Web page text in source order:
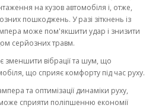
на кузов автомобіля і, отже,
пошкоджень. У разі зіткнень із
може пом'якшити удар і знизити
серйозних травм.
вібрації та шум, що
що сприяє комфорту під час руху.
та оптимізації динаміки руху,
сприяти поліпшенню економії